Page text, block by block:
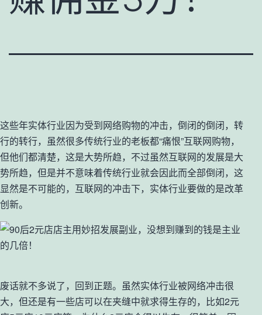
这些年实体行业因为受到网络购物的冲击，倒闭的倒闭，转
行的转行，虽然很多传统行业的老板都“痛恨”互联网购物，
但他们都清楚，这是大势所趋，不过虽然互联网的发展是大
势所趋，但是并不意味着传统行业就会因此而全部倒闭，这
显然是不可能的，互联网的冲击下，实体行业要做的是改革
创新。
废话就不多说了，回到正题。虽然实体行业被网络冲击很
大，但还是有一些店可以在夹缝中就求得生存的，比如2元